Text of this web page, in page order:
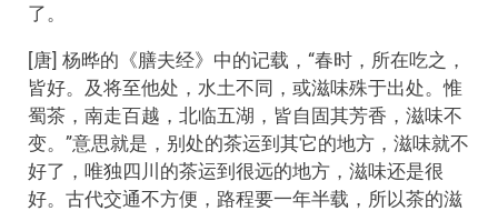
了。
[唐] 杨晔的《膳夫经》中的记载，“春时，所在吃之，
皆好。及将至他处，水土不同，或滋味殊于出处。惟
蜀茶，南走百越，北临五湖，皆自固其芳香，滋味不
变。”意思就是，别处的茶运到其它的地方，滋味就不
好了，唯独四川的茶运到很远的地方，滋味还是很
好。古代交通不方便，路程要一年半载，所以茶的滋